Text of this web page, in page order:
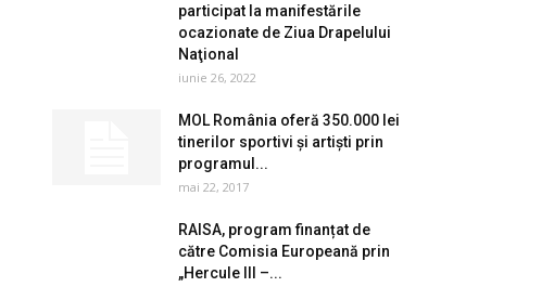
participat la manifestările
ocazionate de Ziua Drapelului
Naţional
iunie 26, 2022
MOL România oferă 350.000 lei
tinerilor sportivi şi artişti prin
programul...
mai 22, 2017
RAISA, program finanțat de
către Comisia Europeană prin
„Hercule III –...